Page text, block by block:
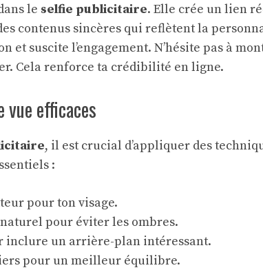
le selfie publicitaire. Elle crée un lien
contenus sincères qui reflètent la
et suscite l’engagement. N’hésite pas à
Cela renforce ta crédibilité en ligne.
vue efficaces
, il est crucial d’appliquer des
:
pour ton visage.
pour éviter les ombres.
inclure un arrière-plan intéressant.
pour un meilleur équilibre.